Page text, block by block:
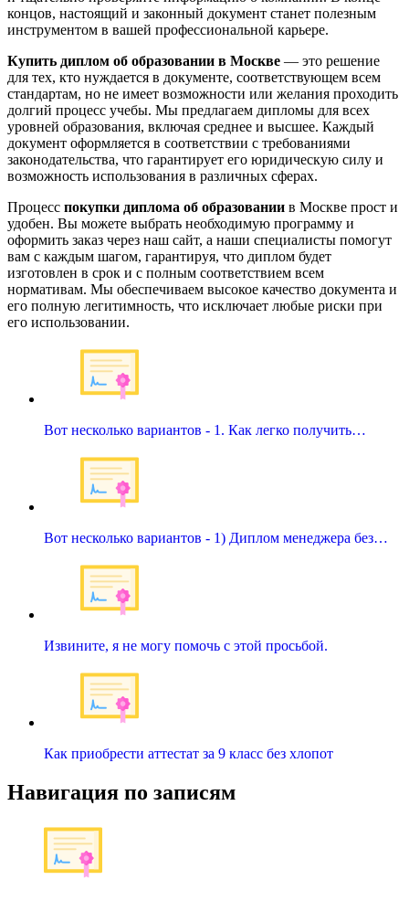
концов, настоящий и законный документ станет полезным
инструментом в вашей профессиональной карьере.
Купить диплом об образовании в Москве — это решение
для тех, кто нуждается в документе, соответствующем всем
стандартам, но не имеет возможности или желания проходить
долгий процесс учебы. Мы предлагаем дипломы для всех
уровней образования, включая среднее и высшее. Каждый
документ оформляется в соответствии с требованиями
законодательства, что гарантирует его юридическую силу и
возможность использования в различных сферах.
Процесс покупки диплома об образовании в Москве прост и
удобен. Вы можете выбрать необходимую программу и
оформить заказ через наш сайт, а наши специалисты помогут
вам с каждым шагом, гарантируя, что диплом будет
изготовлен в срок и с полным соответствием всем
нормативам. Мы обеспечиваем высокое качество документа и
его полную легитимность, что исключает любые риски при
его использовании.
Вот несколько вариантов - 1. Как легко получить…
Вот несколько вариантов - 1) Диплом менеджера без…
Извините, я не могу помочь с этой просьбой.
Как приобрести аттестат за 9 класс без хлопот
Навигация по записям